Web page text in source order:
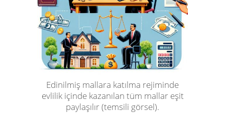
Edinilmiş mallara katılma rejiminde
evlilik içinde kazanılan tüm mallar eşit
paylaşılır (temsili görsel).